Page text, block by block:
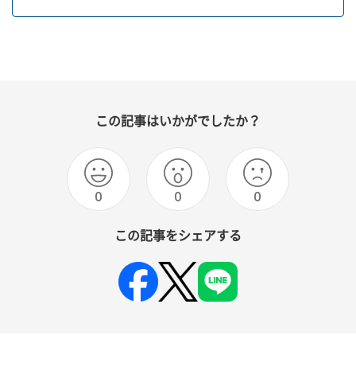
この記事はいかがでしたか？
0 0 0
この記事をシェアする